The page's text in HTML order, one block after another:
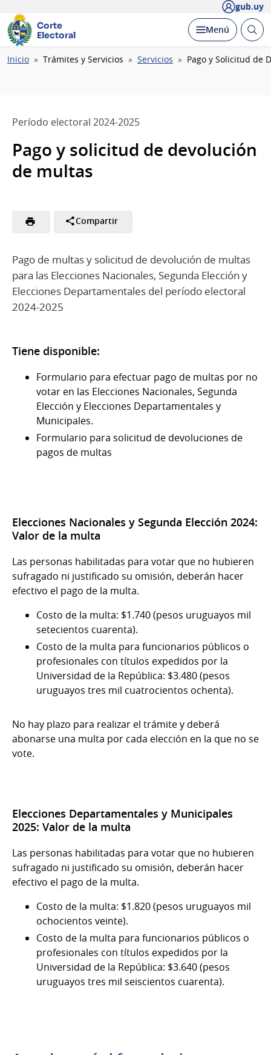
gub.uy
Corte
Electoral
Desplegar
Menú Abrir
Ruta
Inicio Trámites y Servicios Servicios Pago y Solicitud de
Período electoral 2024-2025
Pago y solicitud de devolución
de multas
Compartir
Pago de multas y solicitud de devolución de multas
para las Elecciones Nacionales, Segunda Elección y
Elecciones Departamentales del período electoral
2024-2025
Tiene disponible:
Formulario para efectuar pago de multas por no
votar en las Elecciones Nacionales, Segunda
Elección y Elecciones Departamentales y
Municipales.
Formulario para solicitud de devoluciones de
pagos de multas
Elecciones Nacionales y Segunda Elección 2024:
Valor de la multa
Las personas habilitadas para votar que no hubieren
sufragado ni justificado su omisión, deberán hacer
efectivo el pago de la multa.
Costo de la multa: $1.740 (pesos uruguayos mil
setecientos cuarenta).
Costo de la multa para funcionarios públicos o
profesionales con títulos expedidos por la
Universidad de la República: $3.480 (pesos
uruguayos tres mil cuatrocientos ochenta).
No hay plazo para realizar el trámite y deberá
abonarse una multa por cada elección en la que no se
vote.
Elecciones Departamentales y Municipales
2025: Valor de la multa
Las personas habilitadas para votar que no hubieren
sufragado ni justificado su omisión, deberán hacer
efectivo el pago de la multa.
Costo de la multa: $1.820 (pesos uruguayos mil
ochocientos veinte).
Costo de la multa para funcionarios públicos o
profesionales con títulos expedidos por la
Universidad de la República: $3.640 (pesos
uruguayos tres mil seiscientos cuarenta).